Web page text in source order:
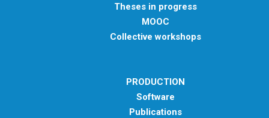
Theses in progress
MOOC
Collective workshops
PRODUCTION
Software
Publications